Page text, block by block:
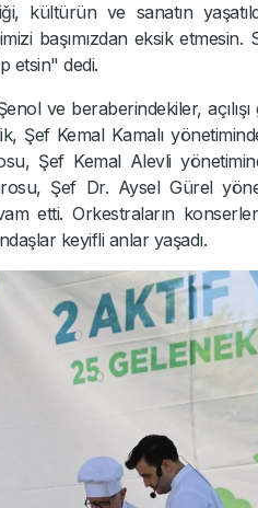
kültürün ve sanatın
başımızdan eksik etmesin.
etsin" dedi.
ve beraberindekiler,
Şef Kemal Kamalı
Şef Kemal Alevli
Şef Dr. Aysel Gürel
etti. Orkestraların
keyifli anlar yaşadı.